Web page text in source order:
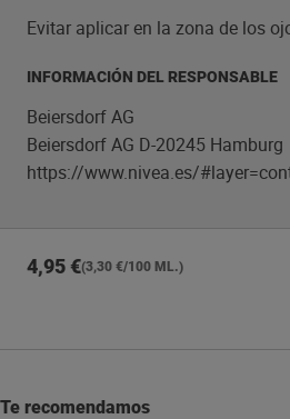
Evitar aplicar en la zona de los
INFORMACIÓN DEL RESPONSABLE
Beiersdorf AG
Beiersdorf AG D-20245 Hamburg
https://www.nivea.es/
4,95 €(3,30 €/100 ML.)
Te recomendamos